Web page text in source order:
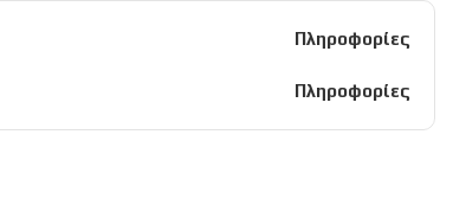
Πληροφορίες
Πληροφορίες